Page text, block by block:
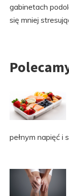
gabinetach
się mniej
pełnym napięć i